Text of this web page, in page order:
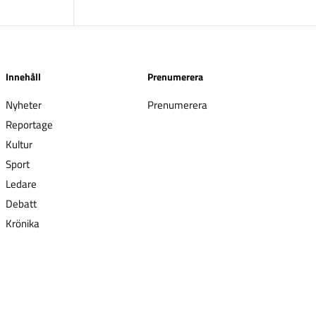
Innehåll
Nyheter
Reportage
Kultur
Sport
Ledare
Debatt
Krönika
Prenumerera
Prenumerera